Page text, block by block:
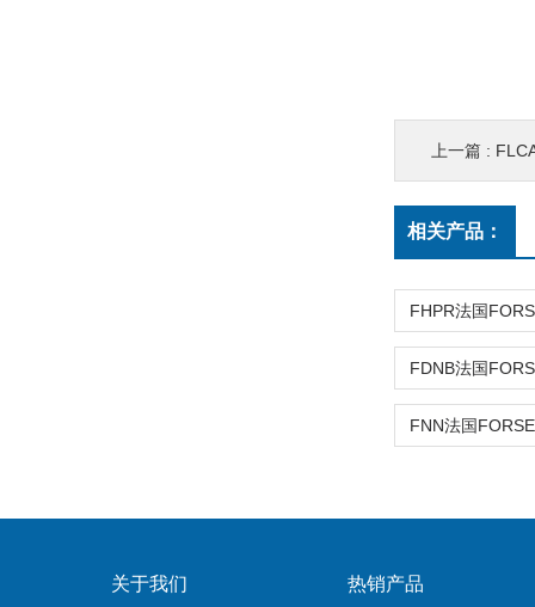
上一篇 : FLCA
相关产品：
关于我们 热销产品